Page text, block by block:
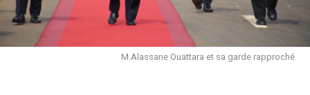
M.Alassane Ouattara et sa garde rapproché.